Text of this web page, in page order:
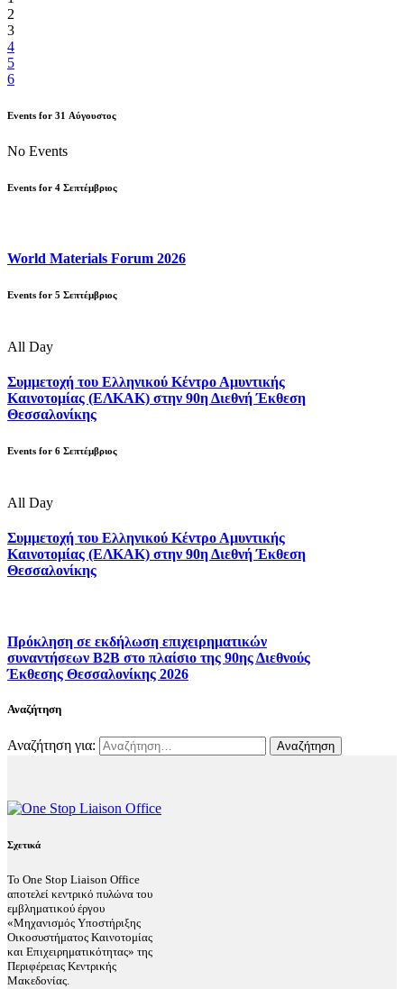
2
3
4
5
6
Events for 31 Αύγουστος
No Events
Events for 4 Σεπτέμβριος
World Materials Forum 2026
Events for 5 Σεπτέμβριος
All Day
Συμμετοχή του Ελληνικού Κέντρο Αμυντικής
Καινοτομίας (ΕΛΚΑΚ) στην 90η Διεθνή Έκθεση
Θεσσαλονίκης
Events for 6 Σεπτέμβριος
All Day
Συμμετοχή του Ελληνικού Κέντρο Αμυντικής
Καινοτομίας (ΕΛΚΑΚ) στην 90η Διεθνή Έκθεση
Θεσσαλονίκης
Πρόκληση σε εκδήλωση επιχειρηματικών
συναντήσεων B2B στο πλαίσιο της 90ης Διεθνούς
Έκθεσης Θεσσαλονίκης 2026
Αναζήτηση
Αναζήτηση για:
Σχετικά
Το One Stop Liaison Office
αποτελεί κεντρικό πυλώνα του
εμβληματικού έργου
«Μηχανισμός Υποστήριξης
Οικοσυστήματος Καινοτομίας
και Επιχειρηματικότητας» της
Περιφέρειας Κεντρικής
Μακεδονίας.